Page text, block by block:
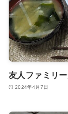
友人ファミリ
2024年4月7日